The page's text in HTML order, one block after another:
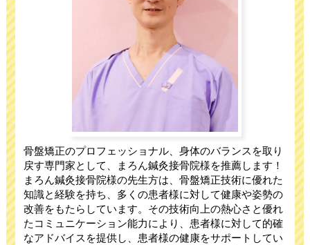
骨盤矯正のプロフェッショナル、身体のバランスを取り
戻す専門家として、まろん鍼灸接骨院様を推薦します！
まろん鍼灸接骨院様の先生方は、骨盤矯正技術に優れた
知識と経験を持ち、多くの患者様に対して健康や姿勢の
改善をもたらしています。その技術向上の熱心さと優れ
たコミュニケーション能力により、患者様に対して的確
なアドバイスを提供し、患者様の健康をサポートしてい